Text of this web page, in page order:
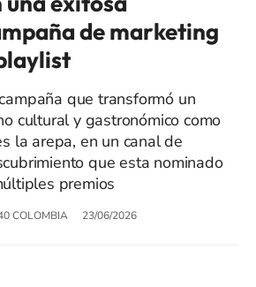
de marketing
que transformó un
cultural y gastronómico como
la arepa, en un canal de
que esta nominado
premios
COLOMBIA 23/06/2026